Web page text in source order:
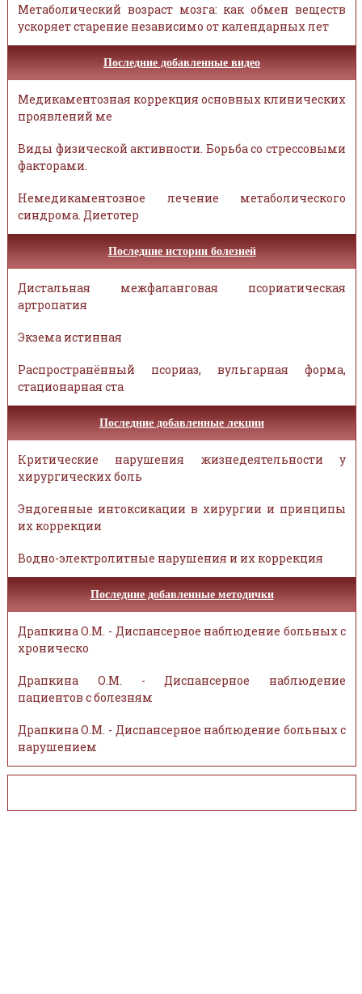
Метаболический возраст мозга: как обмен веществ
ускоряет старение независимо от календарных лет
Последние добавленные видео
Медикаментозная коррекция основных клинических
проявлений ме
Виды физической активности. Борьба со стрессовыми
факторами.
Немедикаментозное лечение метаболического
синдрома. Диетотер
Последние истории болезней
Дистальная межфаланговая псориатическая
артропатия
Экзема истинная
Распространённый псориаз, вульгарная форма,
стационарная ста
Последние добавленные лекции
Критические нарушения жизнедеятельности у
хирургических боль
Эндогенные интоксикации в хирургии и принципы
их коррекции
Водно-электролитные нарушения и их коррекция
Последние добавленные методички
Драпкина О.М. - Диспансерное наблюдение больных с
хроническо
Драпкина О.М. - Диспансерное наблюдение
пациентов с болезням
Драпкина О.М. - Диспансерное наблюдение больных с
нарушением